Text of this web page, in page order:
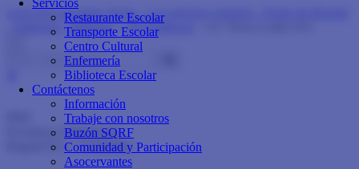
Servicios
Restaurante Escolar
Transporte Escolar
Centro Cultural
Enfermería
Biblioteca Escolar
Contáctenos
Información
Trabaje con nosotros
Buzón SQRF
Comunidad y Participación
Asocervantes
Liceo de Cervantes Norte - Los mejores colegios - Norte de Bogotá
- Trilingüe - Bilingüe>3D FlipBook
Calle 153 No.19 - 39
60+1 614 11 74
Exclusivo Admisiones:3102591088
Bogotá D.C. - Colombia